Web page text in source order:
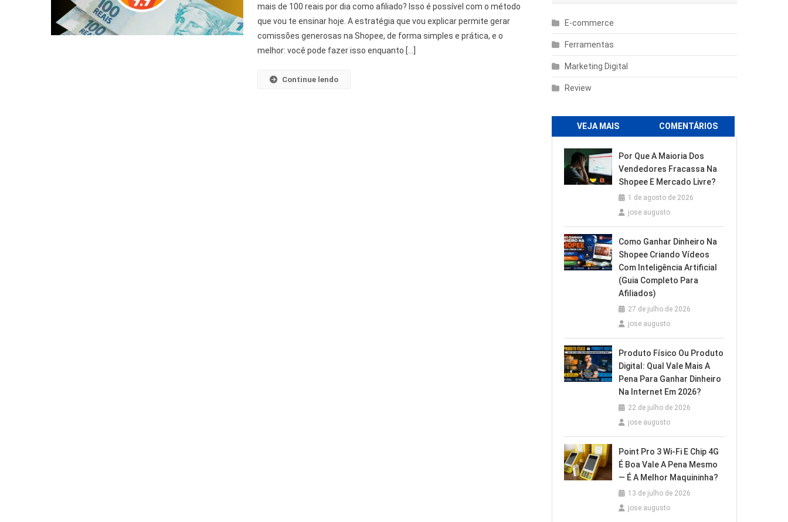
mais de 100 reais por dia como afiliado? Isso é possível com o método
que vou te ensinar hoje. A estratégia que vou explicar permite gerar
comissões generosas na Shopee, de forma simples e prática, e o
melhor: você pode fazer isso enquanto […]
Continue lendo
E-commerce
Ferramentas
Marketing Digital
Review
VEJA MAIS COMENTÁRIOS
Por Que A Maioria Dos
Vendedores Fracassa Na
Shopee E Mercado Livre?
1 de agosto de 2026
jose augusto
Como Ganhar Dinheiro Na
Shopee Criando Vídeos
Com Inteligência Artificial
(Guia Completo Para
Afiliados)
27 de julho de 2026
jose augusto
Produto Físico Ou Produto
Digital: Qual Vale Mais A
Pena Para Ganhar Dinheiro
Na Internet Em 2026?
22 de julho de 2026
jose augusto
Point Pro 3 Wi‑Fi E Chip 4G
É Boa Vale A Pena Mesmo
— É A Melhor Maquininha?
13 de julho de 2026
jose augusto